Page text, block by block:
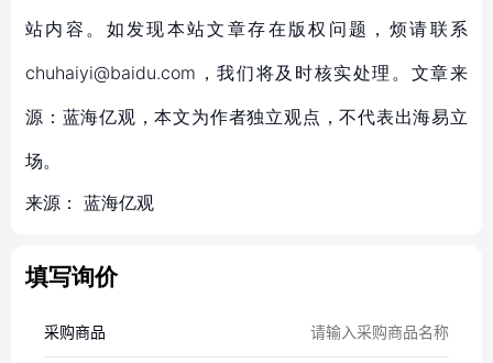
站内容。如发现本站文章存在版权问题，烦请联系
chuhaiyi@baidu.com，我们将及时核实处理。文章来
源：蓝海亿观，本文为作者独立观点，不代表出海易立
场。
来源： 蓝海亿观
填写询价